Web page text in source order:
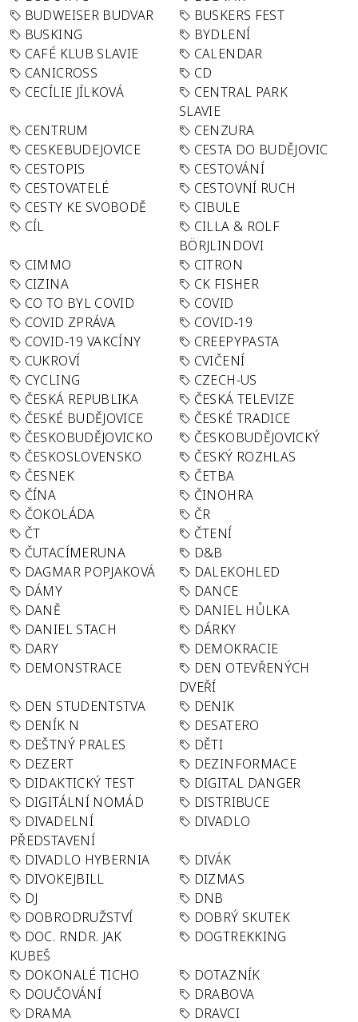
BUDWEISER BUDVAR
BUSKERS FEST
BUSKING
BYDLENÍ
CAFÉ KLUB SLAVIE
CALENDAR
CANICROSS
CD
CECÍLIE JÍLKOVÁ
CENTRAL PARK
SLAVIE
CENTRUM
CENZURA
CESKEBUDEJOVICE
CESTA DO BUDĚJOVIC
CESTOPIS
CESTOVÁNÍ
CESTOVATELÉ
CESTOVNÍ RUCH
CESTY KE SVOBODĚ
CIBULE
CÍL
CILLA & ROLF
BÖRJLINDOVI
CIMMO
CITRON
CIZINA
CK FISHER
CO TO BYL COVID
COVID
COVID ZPRÁVA
COVID-19
COVID-19 VAKCÍNY
CREEPYPASTA
CUKROVÍ
CVIČENÍ
CYCLING
CZECH-US
ČESKÁ REPUBLIKA
ČESKÁ TELEVIZE
ČESKÉ BUDĚJOVICE
ČESKÉ TRADICE
ČESKOBUDĚJOVICKO
ČESKOBUDĚJOVICKÝ
ČESKOSLOVENSKO
ČESKÝ ROZHLAS
ČESNEK
ČETBA
ČÍNA
ČINOHRA
ČOKOLÁDA
ČR
ČT
ČTENÍ
ČUTACÍMERUNA
D&B
DAGMAR POPJAKOVÁ
DALEKOHLED
DÁMY
DANCE
DANĚ
DANIEL HŮLKA
DANIEL STACH
DÁRKY
DARY
DEMOKRACIE
DEMONSTRACE
DEN OTEVŘENÝCH
DVEŘÍ
DEN STUDENTSTVA
DENIK
DENÍK N
DESATERO
DEŠTNÝ PRALES
DĚTI
DEZERT
DEZINFORMACE
DIDAKTICKÝ TEST
DIGITAL DANGER
DIGITÁLNÍ NOMÁD
DISTRIBUCE
DIVADELNÍ
PŘEDSTAVENÍ
DIVADLO
DIVADLO HYBERNIA
DIVÁK
DIVOKEJBILL
DIZMAS
DJ
DNB
DOBRODRUŽSTVÍ
DOBRÝ SKUTEK
DOC. RNDR. JAK
KUBEŠ
DOGTREKKING
DOKONALÉ TICHO
DOTAZNÍK
DOUČOVÁNÍ
DRABOVA
DRAMA
DRAVCI